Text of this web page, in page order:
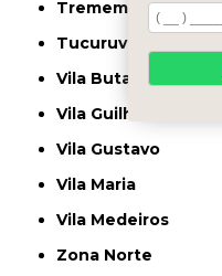
Tremembé
Tucuruvi
Vila Butantã
Vila Guilherme
Vila Gustavo
Vila Maria
Vila Medeiros
Zona Norte